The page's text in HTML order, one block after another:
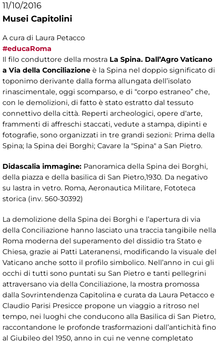
11/10/2016
Musei Capitolini
A cura di Laura Petacco
#educaRoma
Il filo conduttore della mostra La Spina. Dall’Agro Vaticano
a Via della Conciliazione è la Spina nel doppio significato di
toponimo derivante dalla forma allungata dell’isolato
rinascimentale, oggi scomparso, e di “corpo estraneo” che,
con le demolizioni, di fatto è stato estratto dal tessuto
connettivo della città. Reperti archeologici, opere d‘arte,
frammenti di affreschi staccati, vedute a stampa, dipinti e
fotografie, sono organizzati in tre grandi sezioni: Prima della
Spina; la Spina dei Borghi; Cavare la "Spina" a San Pietro.
Didascalia immagine: Panoramica della Spina dei Borghi,
della piazza e della basilica di San Pietro,1930. Da negativo
su lastra in vetro. Roma, Aeronautica Militare, Fototeca
storica (inv. 560-30392)
La demolizione della Spina dei Borghi e l’apertura di via
della Conciliazione hanno lasciato una traccia tangibile nella
Roma moderna del superamento del dissidio tra Stato e
Chiesa, grazie ai Patti Lateranensi, modificando la visuale del
Vaticano anche sotto il profilo simbolico. Nell’anno in cui gli
occhi di tutti sono puntati su San Pietro e tanti pellegrini
attraversano via della Conciliazione, la mostra promossa
dalla Sovrintendenza Capitolina e curata da Laura Petacco e
Claudio Parisi Presicce propone un viaggio a ritroso nel
tempo, nei luoghi che conducono alla Basilica di San Pietro,
raccontandone le profonde trasformazioni dall’antichità fino
al Giubileo del 1950, anno in cui ne venne completato